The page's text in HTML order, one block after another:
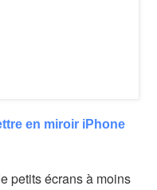
en miroir iPhone
petits écrans à moins